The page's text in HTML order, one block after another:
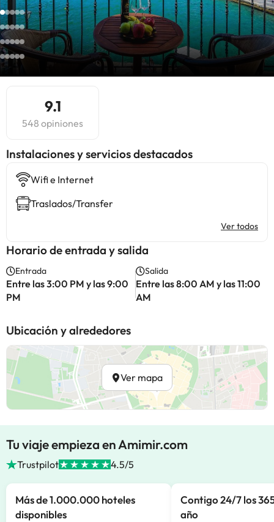
9.1
548 opiniones
Instalaciones y servicios destacados
Wifi e Internet
Traslados/Transfer
Ver todos
Horario de entrada y salida
Entrada
Entre las 3:00 PM y las 9:00
PM
Salida
Entre las 8:00 AM y las 11:00
AM
Ubicación y alrededores
Ver mapa
Tu viaje empieza en Amimir.com
Trustpilot 4.5/5
Más de 1.000.000 hoteles
disponibles
Contigo 24/7 los
año